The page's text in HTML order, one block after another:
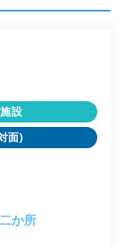
設
面)
か所